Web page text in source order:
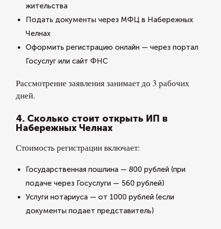
жительства
Подать документы через МФЦ в Набережных
Челнах
Оформить регистрацию онлайн — через портал
Госуслуг или сайт ФНС
Рассмотрение заявления занимает до 3 рабочих
дней.
4. Сколько стоит открыть ИП в
Набережных Челнах
Стоимость регистрации включает:
Государственная пошлина — 800 рублей (при
подаче через Госуслуги — 560 рублей)
Услуги нотариуса — от 1000 рублей (если
документы подает представитель)